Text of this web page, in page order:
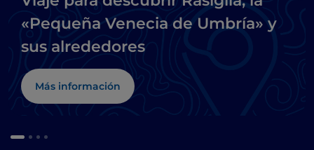
«Pequeña Venecia de Umbría» y
sus alrededores
Más información